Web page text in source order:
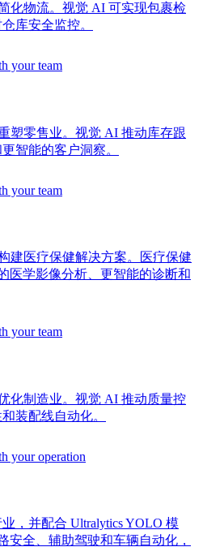
化物流。视觉 AI 可实现包裹检
库安全监控。
塑零售业。视觉 AI 推动库存跟
智能的客户洞察。
建医疗保健解决方案。医疗保健
医学影像分析、更智能的诊断和
化制造业。视觉 AI 推动质量控
装配线自动化。
，并配合 Ultralytics YOLO 模
安全、辅助驾驶和车辆自动化，